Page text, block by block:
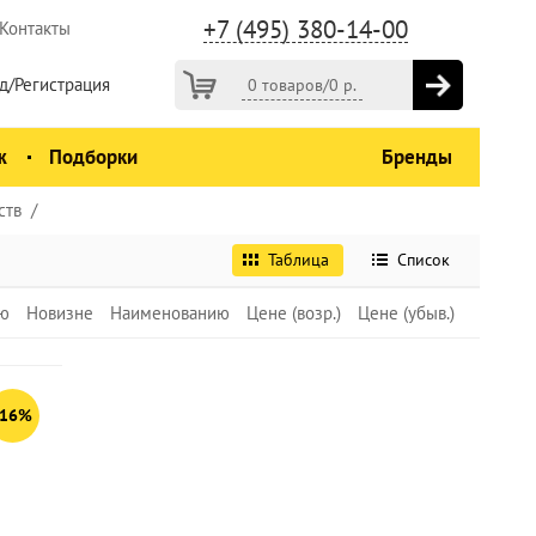
+7 (495) 380-14-00
Контакты
0 товаров/0 р.
Регистрация
Подборки Бренды
Таблица Список
Новизне Наименованию Цене (возр.) Цене (убыв.)